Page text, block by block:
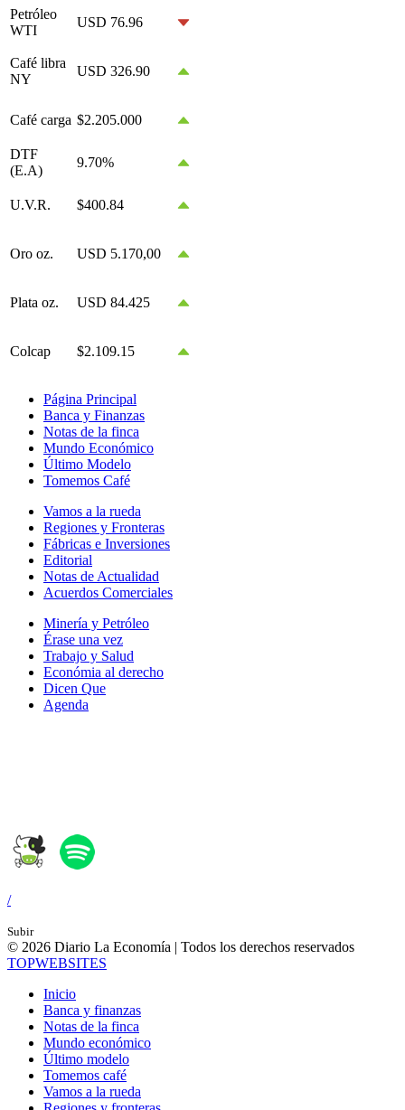
Petróleo
WTI
USD 76.96
Café libra
NY
USD 326.90
Café carga $2.205.000
DTF
(E.A)
9.70%
U.V.R. $400.84
Oro oz. USD 5.170,00
Plata oz. USD 84.425
Colcap $2.109.15
Página Principal
Banca y Finanzas
Notas de la finca
Mundo Económico
Último Modelo
Tomemos Café
Vamos a la rueda
Regiones y Fronteras
Fábricas e Inversiones
Editorial
Notas de Actualidad
Acuerdos Comerciales
Minería y Petróleo
Érase una vez
Trabajo y Salud
Económia al derecho
Dicen Que
Agenda
/
Subir
© 2026 Diario La Economía | Todos los derechos reservados
TOPWEBSITES
Inicio
Banca y finanzas
Notas de la finca
Mundo económico
Último modelo
Tomemos café
Vamos a la rueda